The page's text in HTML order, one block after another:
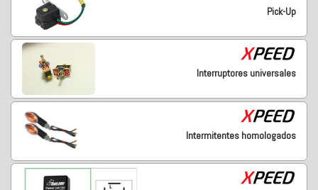
Pick-Up
Interruptores universales
Intermitentes homologados